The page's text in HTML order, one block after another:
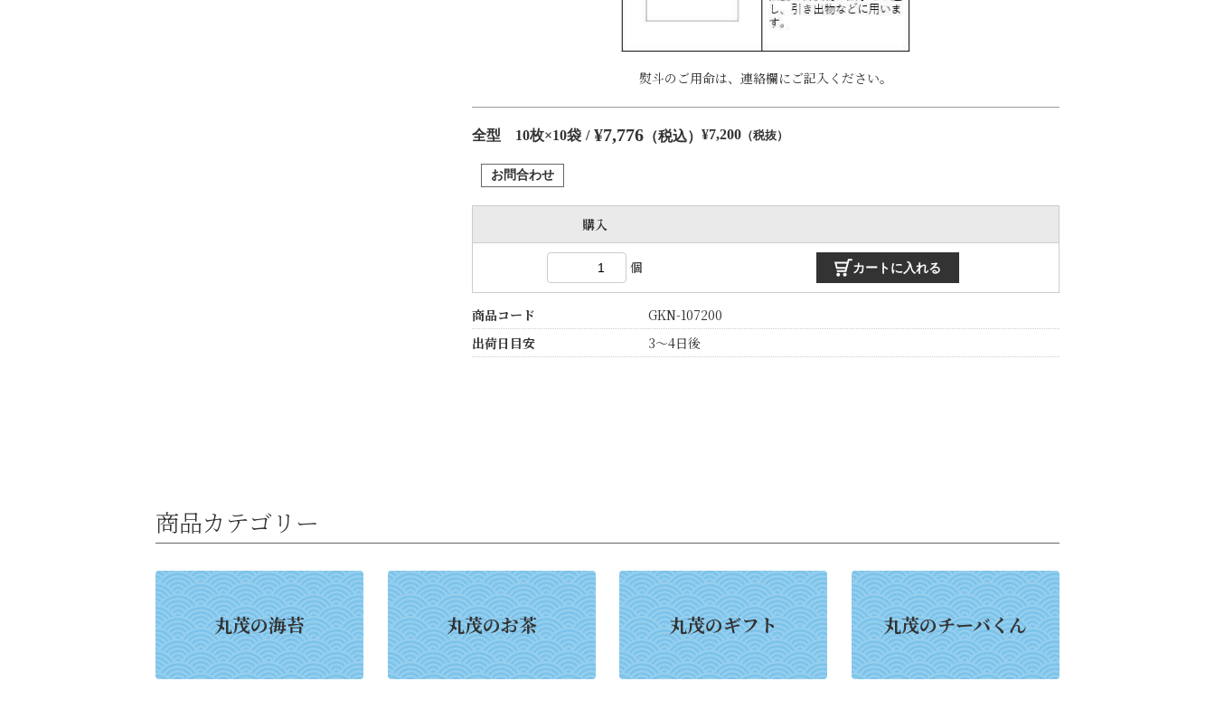
熨斗のご用命は、連絡欄にご記入ください。
全型 10枚×10袋 7,776 7,200
お問合わせ
購入
個 カートに入れる
商品コード
GKN-107200
出荷日目安
3～4日後
商品カテゴリー
丸茂の海苔 丸茂のお茶 丸茂のギフト 丸茂のチーバくん